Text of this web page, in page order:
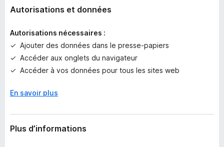
n
t
p
o
u
l
i
s
Autorisations et données
Autorisations nécessaires :
Ajouter des données dans le presse-papiers
Accéder aux onglets du navigateur
Accéder à vos données pour tous les sites web
En savoir plus
Plus d’informations